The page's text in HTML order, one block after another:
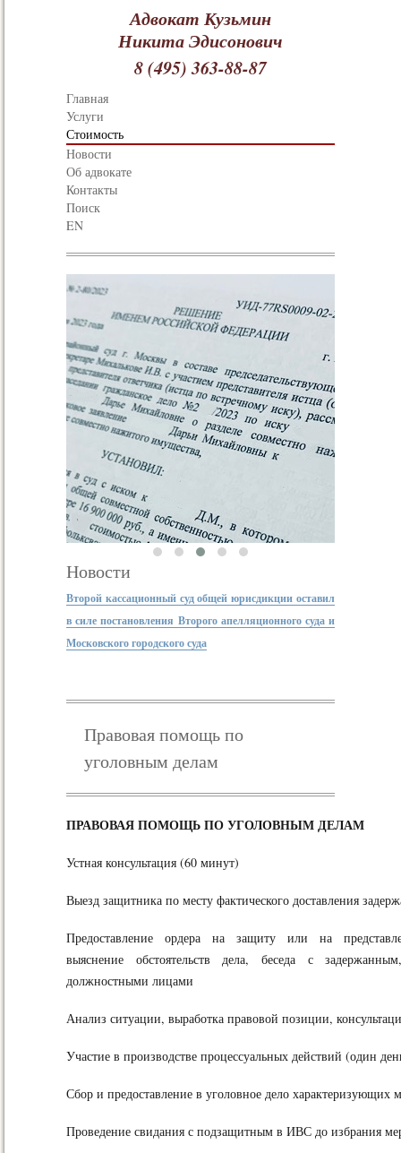
Адвокат Кузьмин
Никита Эдисонович
8 (495) 363-88-87
Главная
Услуги
Стоимость
Новости
Об адвокате
Контакты
Поиск
EN
Новости
Второй кассационный суд общей юрисдикции оставил
в силе постановления Второго апелляционного суда и
Московского городского суда
Правовая помощь по
уголовным делам
ПРАВОВАЯ ПОМОЩЬ ПО УГОЛОВНЫМ ДЕЛАМ
Устная консультация (60 минут)
Выезд защитника по месту фактического доставления
Предоставление ордера на защиту или на
выяснение обстоятельств дела, беседа с
должностными лицами
Анализ ситуации, выработка правовой позиции,
Участие в производстве процессуальных действий (один
Сбор и предоставление в уголовное дело характеризующих
Проведение свидания с подзащитным в ИВС до избрания